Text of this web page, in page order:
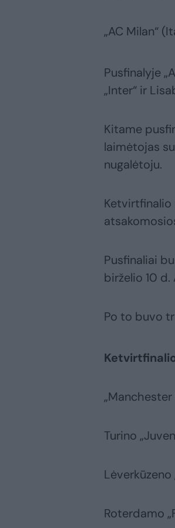
„AC Milan“
Pusfinalyje
„Inter“ ir
Kitame
laimėtojas
nugalėtoju.
Ketvirtfinalio
Pusfinaliai
birželio 10
Po to buvo
„Manchester
Turino
Lėverkūzeno
Roterdamo